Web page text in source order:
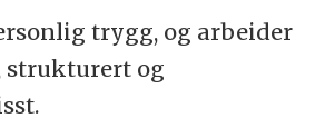
trygg, og arbeider
strukturert og